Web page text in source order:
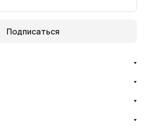
Подписаться